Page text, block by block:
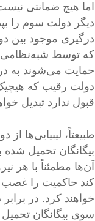
اما هیچ ضمانتی
دیگر دولت سوم را
درگیری موجود بین
که توسط
حمایت می‌شوند به
دولت رقیب که
قبول ندارد تبدیل
طبیعتاً، لیبیایی‌ها
بیگانگان تحمیل شده
آن‌ها مطمئناً با هر
کند حاکمیت را غصب
خواهند کرد. در برابر
سوی بیگانگان